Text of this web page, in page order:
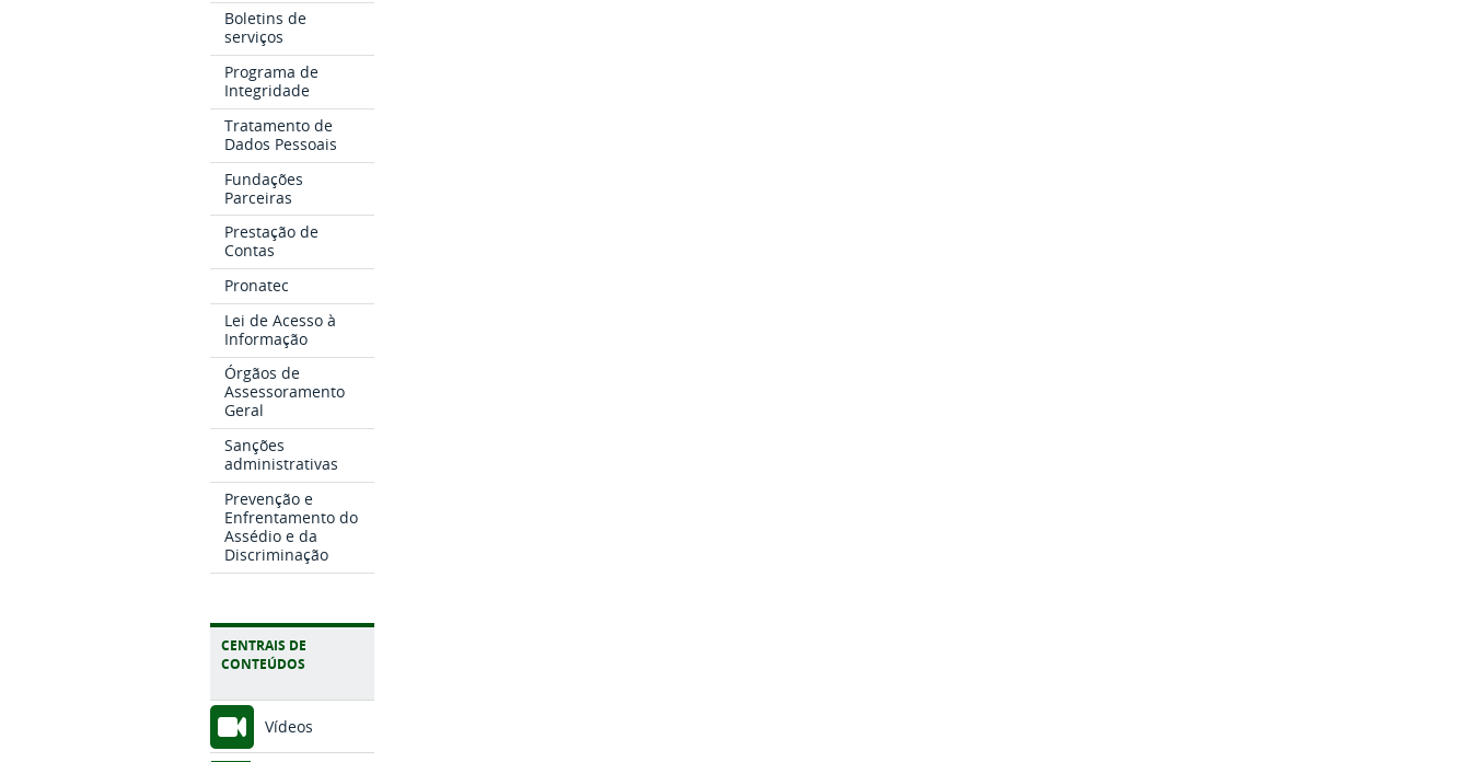
Boletins de
serviços
Programa de
Integridade
Tratamento de
Dados Pessoais
Fundações
Parceiras
Prestação de
Contas
Pronatec
Lei de Acesso à
Informação
Órgãos de
Assessoramento
Geral
Sanções
administrativas
Prevenção e
Enfrentamento do
Assédio e da
Discriminação
CENTRAIS DE
CONTEÚDOS
Vídeos